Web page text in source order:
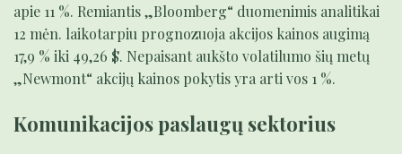
apie 11 %. Remiantis „Bloomberg“ duomenimis analitikai
12 mėn. laikotarpiu prognozuoja akcijos kainos augimą
17,9 % iki 49,26 $. Nepaisant aukšto volatilumo šių metų
„Newmont“ akcijų kainos pokytis yra arti vos 1 %.
Komunikacijos paslaugų sektorius